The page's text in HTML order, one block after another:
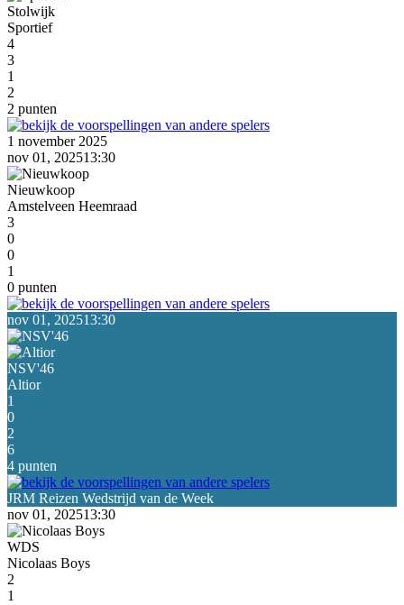
Stolwijk
Sportief
4
3
1
2
2 punten
1 november 2025
nov 01, 202513:30
Nieuwkoop
Amstelveen Heemraad
3
0
0
1
0 punten
nov 01, 202513:30
NSV'46
Altior
1
0
2
6
4 punten
nov 01, 202513:30
WDS
Nicolaas Boys
2
1